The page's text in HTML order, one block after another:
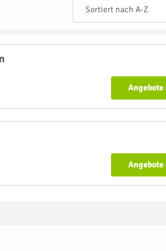
Sortiert nach A-Z
Angebote
Angebote